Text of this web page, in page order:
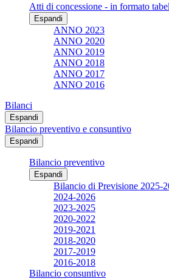
Atti di concessione - in formato
Espandi
ANNO 2023
ANNO 2020
ANNO 2019
ANNO 2018
ANNO 2017
ANNO 2016
Bilanci
Espandi
Bilancio preventivo e consuntivo
Espandi
Bilancio preventivo
Espandi
Bilancio di Previsione 2025-
2024-2026
2023-2025
2020-2022
2019-2021
2018-2020
2017-2019
2016-2018
Bilancio consuntivo